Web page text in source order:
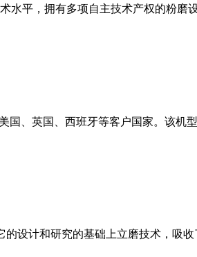
水平，拥有多项自主技术产权的粉
国、英国、西班牙等客户国家。该
设计和研究的基础上立磨技术，吸